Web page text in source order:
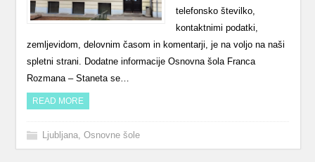
telefonsko številko,
kontaktnimi podatki,
zemljevidom, delovnim časom in komentarji, je na voljo na naši
spletni strani. Dodatne informacije Osnovna šola Franca
Rozmana – Staneta se…
READ MORE
Ljubljana,Osnovne šole